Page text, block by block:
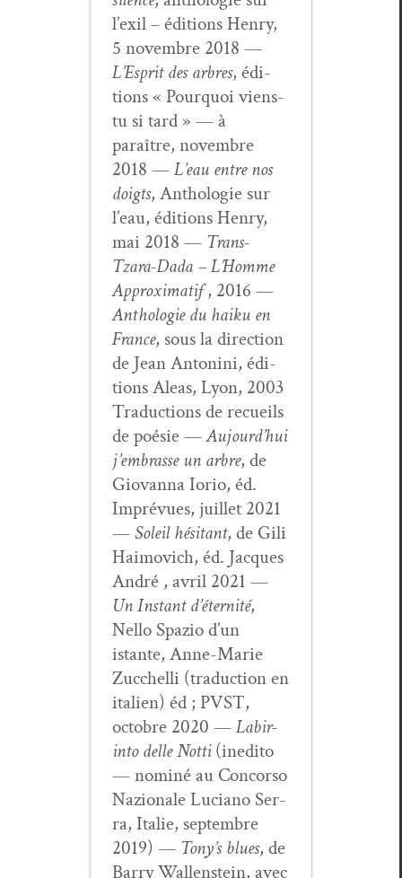
l’exil – édi­tions Hen­ry,
5 novem­bre 2018 —
L’Esprit des arbres, édi­
tions « Pourquoi viens-
tu si tard » — à
paraître, novem­bre
2018 —L’eau entre nos
doigts, Antholo­gie sur
l’eau, édi­tions Hen­ry,
mai 2018 — Trans-
Tzara-Dada – L’Homme
Approx­i­matif, 2016 —
Antholo­gie du haiku en
France, sous la direc­tion
de Jean Antoni­ni, édi­
tions Aleas, Lyon, 2003
Tra­duc­tions de recueils
de poésie —Aujour­d’hui
j’embrasse un arbre, de
Gio­van­na Iorio, éd.
Imprévues, juil­let 2021
— Soleil hési­tant, de Gili
Haimovich, éd. Jacques
André , avril 2021 —
Un Instant d’é­ter­nité,
Nel­lo Spazio d’un
istante, Anne-Marie
Zuc­chel­li (tra­duc­tion en
ital­ien) éd ; PVST,
octo­bre 2020 —Labir­
in­to delle Not­ti(ined­i­to
— nom­iné au Con­cor­so
Nazionale Luciano Ser­
ra, Ital­ie, sep­tem­bre
2019) — Tony’s blues, de
Bar­ry Wal­len­stein, avec